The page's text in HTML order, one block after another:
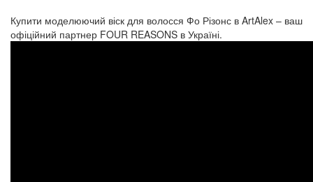
Купити моделюючий віск для волосся Фо Різонс в ArtAlex – ваш
офіційний партнер FOUR REASONS в Україні.